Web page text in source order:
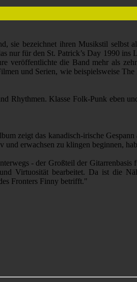
sie bezeichnet ihren Musikstil
für den St. Patrick’s Day 1990 ins
veröffentlichte die Band mehr als
und Serien, wie beispielsweise
Rhythmen. Klasse Folk-Punk eben
zeigt das kanadisch-irische
erwachsen zu klingen beginnen,
- der Großteil der
Virtuosität bearbeitet. Da ist die
Fronters Finny betrifft."